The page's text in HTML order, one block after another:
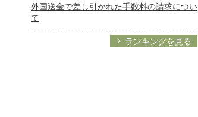
外国送金で差し引かれた手数料の請求につい
て
ランキングを見る